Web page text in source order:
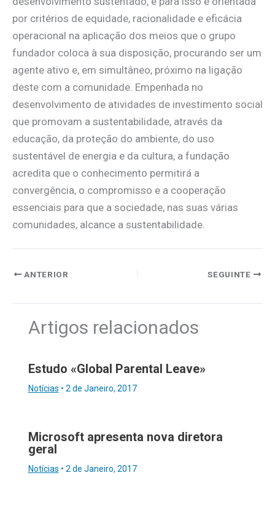
por critérios de equidade, racionalidade e eficácia
operacional na aplicação dos meios que o grupo
fundador coloca à sua disposição, procurando ser um
agente ativo e, em simultâneo, próximo na ligação
deste com a comunidade. Empenhada no
desenvolvimento de atividades de investimento social
que promovam a sustentabilidade, através da
educação, da proteção do ambiente, do uso
sustentável de energia e da cultura, a fundação
acredita que o conhecimento permitirá a
convergência, o compromisso e a cooperação
essenciais para que a sociedade, nas suas várias
comunidades, alcance a sustentabilidade.
ANTERIOR SEGUINTE
Artigos relacionados
Estudo «Global Parental Leave»
Notícias • 2 de Janeiro, 2017
Microsoft apresenta nova diretora
geral
Notícias • 2 de Janeiro, 2017